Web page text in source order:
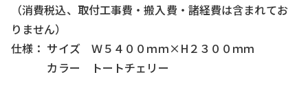
（消費税込、取付工事費・搬入費・諸経費は含まれてお
りません）
仕様： サイズ Ｗ５４００ｍｍ×H２３００ｍｍ
カラー トートチェリー